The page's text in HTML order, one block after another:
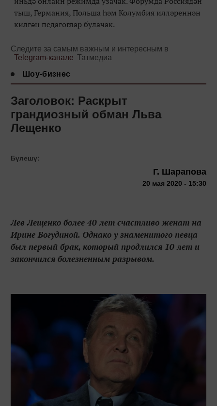
тыш, Германия, Польша һәм Колумбия илләреннән
килгән педагоглар булачак.
Следите за самым важным и интересным в
Telegram-канале Татмедиа
Шоу-бизнес
Заголовок: Раскрыт
грандиозный обман Льва
Лещенко
Бүлешү:
Г. Шарапова
20 мая 2020 - 15:30
Лев Лещенко более 40 лет счастливо женат на
Ирине Богудиной. Однако у знаменитого певца
был первый брак, который продлился 10 лет и
закончился болезненным разрывом.